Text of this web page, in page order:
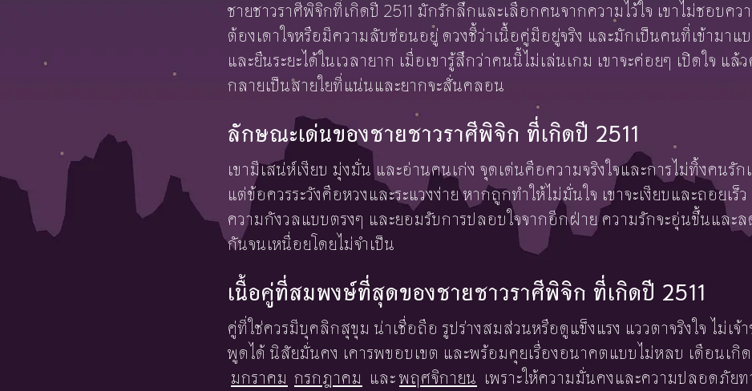
ชายชาวราศีพิจิกที่เกิดปี 2511 มักรักลึกและเลือกคนจากความไว้ใจ เขาไม่ชอบค
ต้องเดาใจหรือมีความลับซ่อนอยู่ ดวงชี้ว่าเนื้อคู่มีอยู่จริง และมักเป็นคนที่เข้ามาแบ
และยืนระยะได้ในเวลายาก เมื่อเขารู้สึกว่าคนนี้ไม่เล่นเกม เขาจะค่อยๆ เปิดใจ แล้
กลายเป็นสายใยที่แน่นและยากจะสั่นคลอน
ลักษณะเด่นของชายชาวราศีพิจิก ที่เกิดปี 2511
เขามีเสน่ห์เงียบ มุ่งมั่น และอ่านคนเก่ง จุดเด่นคือความจริงใจและการไม่ทิ้งคนรั
แต่ข้อควรระวังคือหวงและระแวงง่าย หากถูกทำให้ไม่มั่นใจ เขาจะเงียบและถอยเร็
ความกังวลแบบตรงๆ และยอมรับการปลอบใจจากอีกฝ่าย ความรักจะอุ่นขึ้นและ
กันจนเหนื่อยโดยไม่จำเป็น
เนื้อคู่ที่สมพงษ์ที่สุดของชายชาวราศีพิจิก ที่เกิดปี 2511
คู่ที่ใช่ควรมีบุคลิกสุขุม น่าเชื่อถือ รูปร่างสมส่วนหรือดูแข็งแรง แววตาจริงใจ ไม่เจ้
พูดได้ นิสัยมั่นคง เคารพขอบเขต และพร้อมคุยเรื่องอนาคตแบบไม่หลบ เดือนเ
มกราคม กรกฎาคม และพฤศจิกายน เพราะให้ความมั่นคงและความปลอดภัยท